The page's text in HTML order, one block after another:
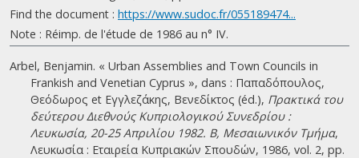
Find the document : https://www.sudoc.fr/055189474...
Note : Réimp. de l'étude de 1986 au n° IV.
Arbel, Benjamin. « Urban Assemblies and Town Councils in
Frankish and Venetian Cyprus », dans : Παπαδόπουλος,
Θεόδωρος et Εγγλεζάκης, Βενεδίκτος (éd.), Πρακτικά του
δεύτερου Διεθνούς Κυπριολογικού Συνεδρίου :
Λευκωσία, 20-25 Απριλίου 1982. B, Μεσαιωνικόν Τμήμα,
Λευκωσία : Εταιρεία Κυπριακών Σπουδών, 1986, vol. 2, pp.